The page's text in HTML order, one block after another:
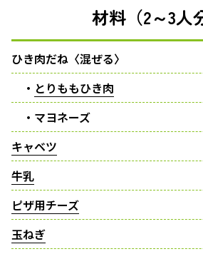
材料（2～3人
ひき肉だね〈混ぜる〉
・ とりももひき肉
・マヨネーズ
キャベツ
牛乳
ピザ用チーズ
玉ねぎ